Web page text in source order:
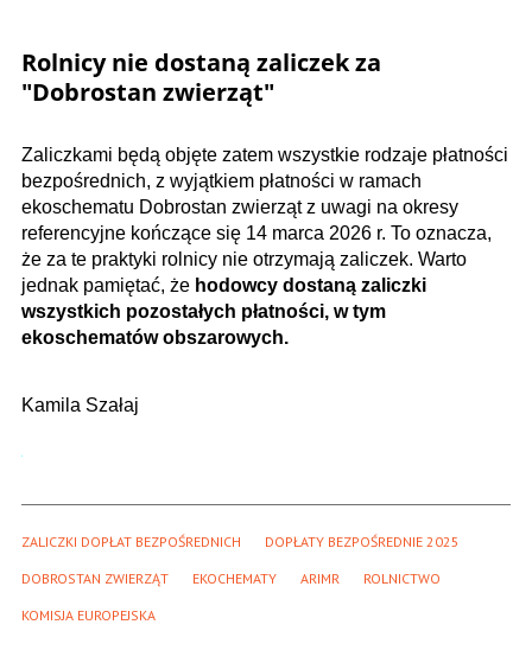
Rolnicy nie dostaną zaliczek za
"Dobrostan zwierząt"
Zaliczkami będą objęte zatem wszystkie rodzaje płatności
bezpośrednich, z wyjątkiem płatności w ramach
ekoschematu Dobrostan zwierząt z uwagi na okresy
referencyjne kończące się 14 marca 2026 r. To oznacza,
że za te praktyki rolnicy nie otrzymają zaliczek. Warto
jednak pamiętać, że hodowcy dostaną zaliczki
wszystkich pozostałych płatności, w tym
ekoschematów obszarowych.
Kamila Szałaj
ZALICZKI DOPŁAT BEZPOŚREDNICH DOPŁATY BEZPOŚREDNIE 2025
DOBROSTAN ZWIERZĄT EKOCHEMATY ARIMR ROLNICTWO
KOMISJA EUROPEJSKA